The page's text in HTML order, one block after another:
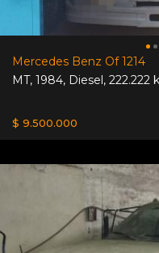
Mercedes Benz Of 1214
MT, 1984, Diesel, 222.222
$ 9.500.000